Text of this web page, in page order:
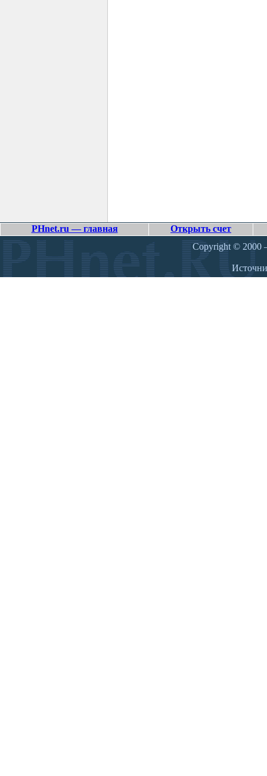
PHnet.ru — главная
Открыть счет
Copyright © 2000